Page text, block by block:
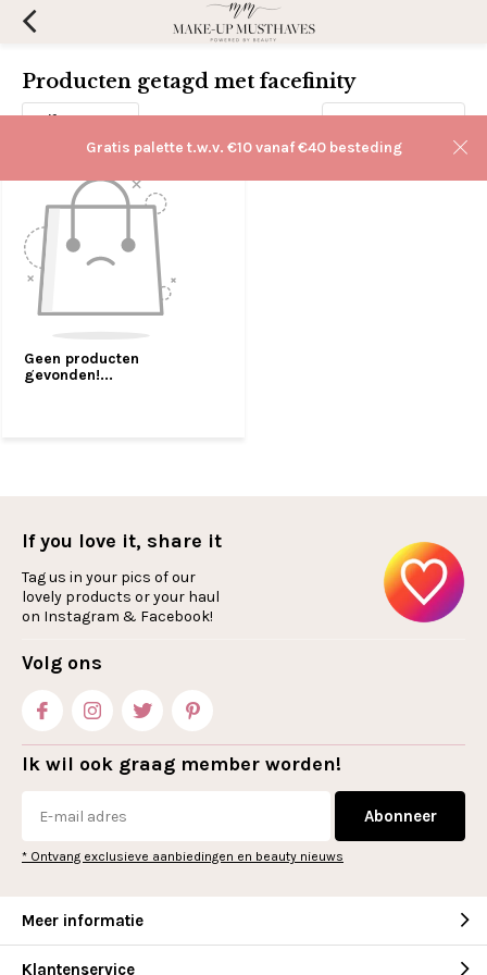
Gratis palette t.w.v. €10 vanaf €40 besteding
Producten getagd met facefinity
Filters
Geen producten
gevonden!...
If you love it, share it
Tag us in your pics of our
lovely products or your haul
on Instagram & Facebook!
Volg ons
Ik wil ook graag member worden!
Abonneer
* Ontvang exclusieve aanbiedingen en beauty nieuws
Meer informatie
Klantenservice